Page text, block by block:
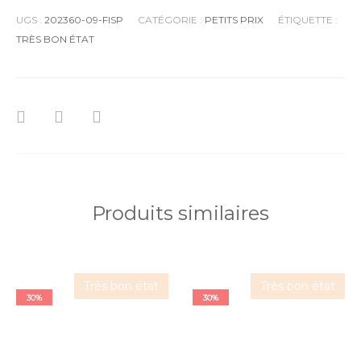
UGS : 202360-09-FISP CATÉGORIE : PETITS PRIX
ÉTIQUETTE :
TRÈS BON ÉTAT
Produits similaires
Très bon état
30%
Très bon état
30%